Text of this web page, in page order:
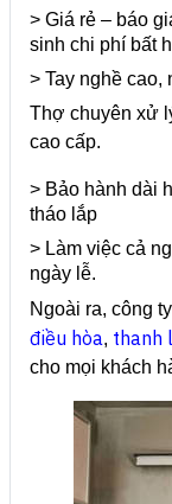
> Giá rẻ – báo
sinh chi phí bất
> Tay nghề cao,
Thợ chuyên xử
cao cấp.
> Bảo hành dài
tháo lắp
> Làm việc cả
ngày lễ.
Ngoài ra, công
điều hòa, thanh
cho mọi khách